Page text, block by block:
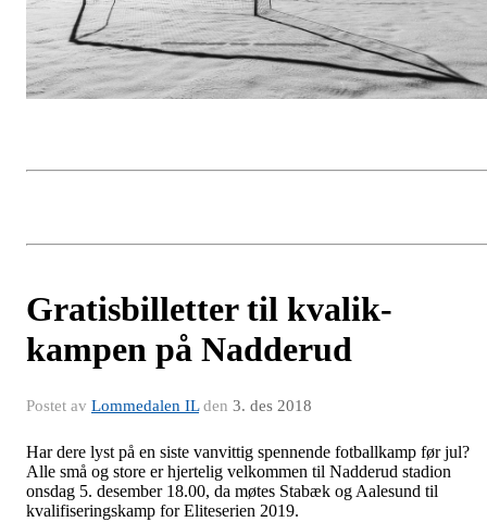
Gratisbilletter til kvalik-
kampen på Nadderud
Postet av Lommedalen ILden 3. des 2018
Har dere lyst på en siste vanvittig spennende fotballkamp før jul?
Alle små og store er hjertelig velkommen til Nadderud stadion
onsdag 5. desember 18.00, da møtes Stabæk og Aalesund til
kvalifiseringskamp for Eliteserien 2019.